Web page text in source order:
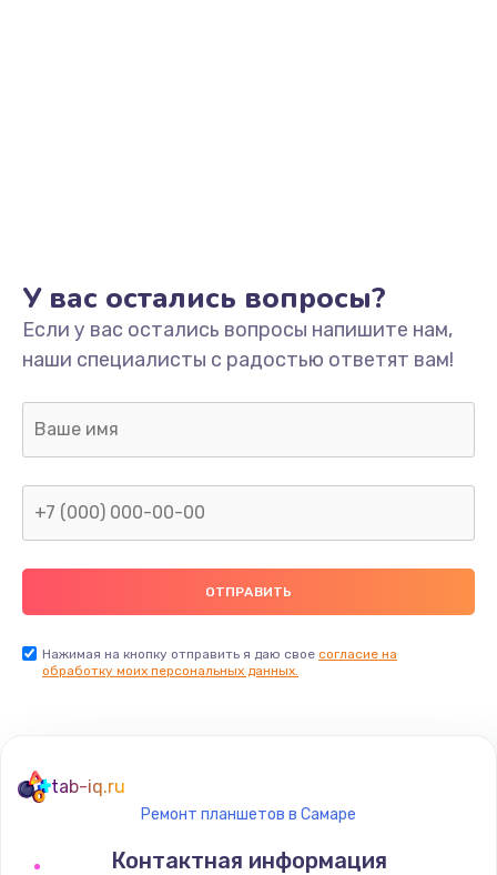
У вас остались вопросы?
Если у вас остались вопросы напишите нам,
наши специалисты с радостью ответят вам!
Нажимая на кнопку отправить я даю свое согласие на
обработку моих персональных данных.
tab-iq.ru
Ремонт планшетов в Самаре
Контактная информация